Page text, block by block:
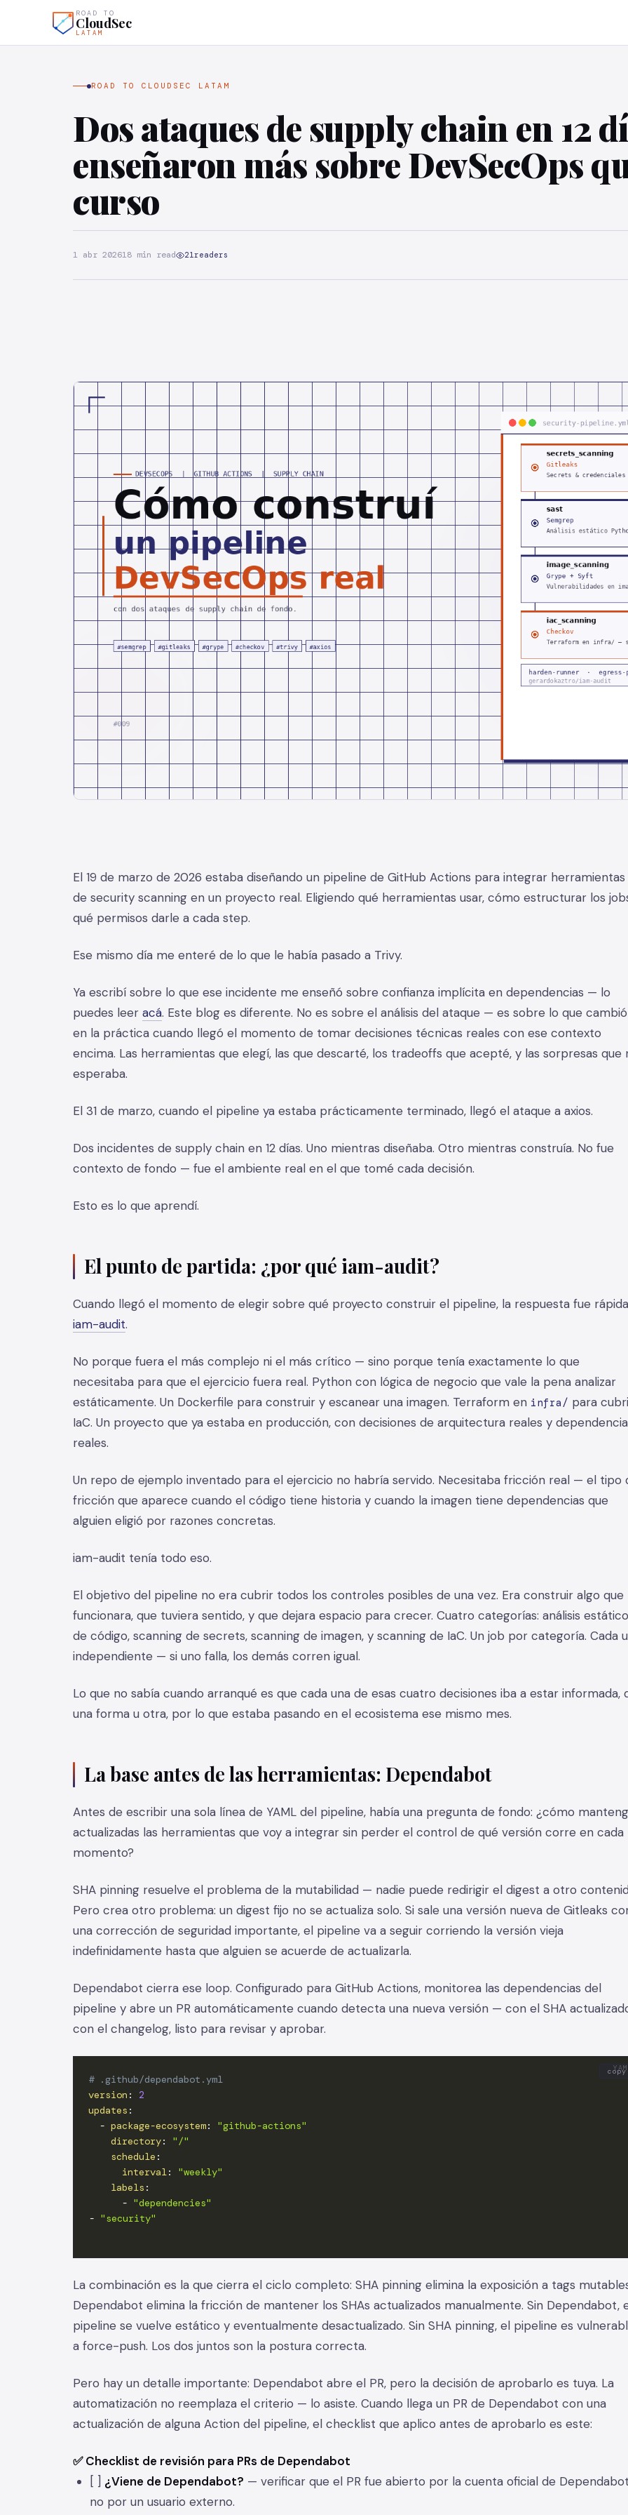
ROAD TO
CloudSec
LATAM
ROAD TO CLOUDSEC LATAM
Dos ataques de supply chain en 12
enseñaron más sobre DevSecOps
curso
1 abr 202618 min read 21readers
El 19 de marzo de 2026 estaba diseñando un pipeline de GitHub Actions para integrar herramientas
de security scanning en un proyecto real. Eligiendo qué herramientas usar, cómo estructurar los
qué permisos darle a cada step.
Ese mismo día me enteré de lo que le había pasado a Trivy.
Ya escribí sobre lo que ese incidente me enseñó sobre confianza implícita en dependencias — lo
puedes leer acá. Este blog es diferente. No es sobre el análisis del ataque — es sobre lo que cambió
en la práctica cuando llegó el momento de tomar decisiones técnicas reales con ese contexto
encima. Las herramientas que elegí, las que descarté, los tradeoffs que acepté, y las sorpresas que
esperaba.
El 31 de marzo, cuando el pipeline ya estaba prácticamente terminado, llegó el ataque a axios.
Dos incidentes de supply chain en 12 días. Uno mientras diseñaba. Otro mientras construía. No fue
contexto de fondo — fue el ambiente real en el que tomé cada decisión.
Esto es lo que aprendí.
El punto de partida: ¿por qué iam-audit?
Cuando llegó el momento de elegir sobre qué proyecto construir el pipeline, la respuesta fue
iam-audit.
No porque fuera el más complejo ni el más crítico — sino porque tenía exactamente lo que
necesitaba para que el ejercicio fuera real. Python con lógica de negocio que vale la pena analizar
estáticamente. Un Dockerfile para construir y escanear una imagen. Terraform en infra/ para
IaC. Un proyecto que ya estaba en producción, con decisiones de arquitectura reales y
reales.
Un repo de ejemplo inventado para el ejercicio no habría servido. Necesitaba fricción real — el tipo
fricción que aparece cuando el código tiene historia y cuando la imagen tiene dependencias que
alguien eligió por razones concretas.
iam-audit tenía todo eso.
El objetivo del pipeline no era cubrir todos los controles posibles de una vez. Era construir algo que
funcionara, que tuviera sentido, y que dejara espacio para crecer. Cuatro categorías: análisis estático
de código, scanning de secrets, scanning de imagen, y scanning de IaC. Un job por categoría. Cada
independiente — si uno falla, los demás corren igual.
Lo que no sabía cuando arranqué es que cada una de esas cuatro decisiones iba a estar informada,
una forma u otra, por lo que estaba pasando en el ecosistema ese mismo mes.
La base antes de las herramientas: Dependabot
Antes de escribir una sola línea de YAML del pipeline, había una pregunta de fondo: ¿cómo
actualizadas las herramientas que voy a integrar sin perder el control de qué versión corre en cada
momento?
SHA pinning resuelve el problema de la mutabilidad — nadie puede redirigir el digest a otro
Pero crea otro problema: un digest fijo no se actualiza solo. Si sale una versión nueva de Gitleaks
una corrección de seguridad importante, el pipeline va a seguir corriendo la versión vieja
indefinidamente hasta que alguien se acuerde de actualizarla.
Dependabot cierra ese loop. Configurado para GitHub Actions, monitorea las dependencias del
pipeline y abre un PR automáticamente cuando detecta una nueva versión — con el SHA
con el changelog, listo para revisar y aprobar.
# .github/dependabot.yml
version :
2
updates :
- package-ecosystem:
"github-actions"
directory:
"/"
schedule :
interval:
"weekly"
labels :
- "dependencies"
- "security"
copy
La combinación es la que cierra el ciclo completo: SHA pinning elimina la exposición a tags
Dependabot elimina la fricción de mantener los SHAs actualizados manualmente. Sin Dependabot,
pipeline se vuelve estático y eventualmente desactualizado. Sin SHA pinning, el pipeline es
a force-push. Los dos juntos son la postura correcta.
Pero hay un detalle importante: Dependabot abre el PR, pero la decisión de aprobarlo es tuya. La
automatización no reemplaza el criterio — lo asiste. Cuando llega un PR de Dependabot con una
actualización de alguna Action del pipeline, el checklist que aplico antes de aprobarlo es este:
✅ Checklist de revisión para PRs de Dependabot
[ ] ¿Viene de Dependabot? — verificar que el PR fue abierto por la cuenta oficial de
no por un usuario externo.